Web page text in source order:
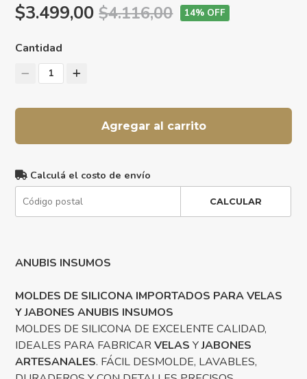
$3.499,00$4.116,00 14% OFF
Cantidad
1
Agregar al carrito
Calculá el costo de envío
CALCULAR
ANUBIS INSUMOS
MOLDES DE SILICONA IMPORTADOS PARA VELAS
Y JABONES ANUBIS INSUMOS
MOLDES DE SILICONA DE EXCELENTE CALIDAD,
IDEALES PARA FABRICARVELAS YJABONES
ARTESANALES. FÁCIL DESMOLDE, LAVABLES,